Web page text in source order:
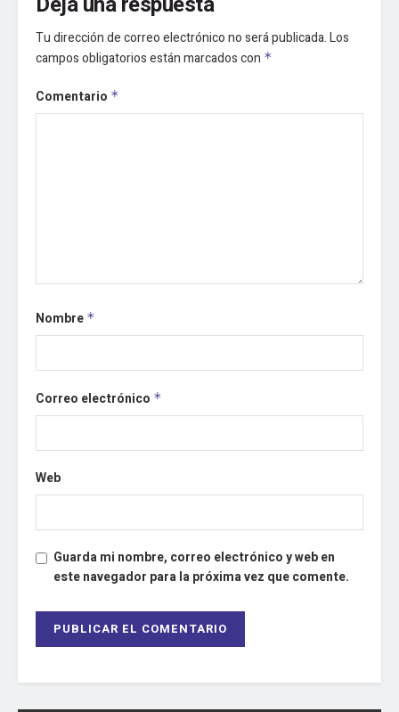
Tu dirección de correo electrónico no será publicada.Los
campos obligatorios están marcados con *
Comentario *
Nombre *
Correo electrónico *
Web
Guarda mi nombre, correo electrónico y web en
este navegador para la próxima vez que comente.